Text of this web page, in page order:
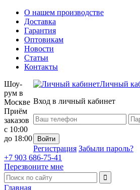
О нашем производстве
Доставка
Гарантия
Оптовикам
Новости
Статьи
Контакты
Личный
Вход в личный кабинет
Регистрация Забыли пароль?
Шоу-
рум в
Москве
Приём
заказов
с 10:00
до 18:00
+7 903 686-75-41
Перезвоните мне
Главная